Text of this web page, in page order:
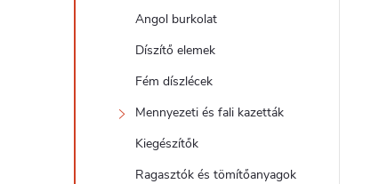
Angol burkolat
Díszítő elemek
Fém díszlécek
Mennyezeti és fali kazetták
Kiegészítők
Ragasztók és tömítőanyagok